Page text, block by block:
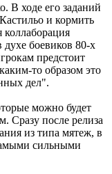
В ходе его заданий
и кормить
боевиков 80-х
предстоит
то образом это
дел".
можно будет
Сразу после релиза
из типа мятеж, в
сильными